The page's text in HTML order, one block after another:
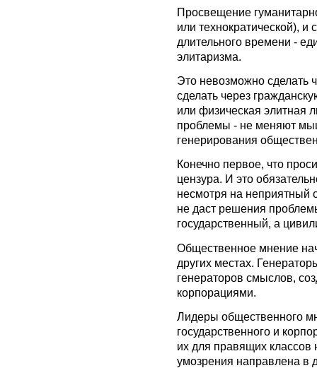
Просвещение
или технократической),
длительного времени -
элитаризма.
Это невозможно сделать
сделать через
или физическая элитная
проблемы - не меняют
генерирования
Конечно первое, что
цензура. И это
несмотря на неприятный
не даст решения
государственный, а
Общественное мнение
других местах.
генераторов смыслов,
корпорациями.
Лидеры общественного
государственного и
их для правящих классов
умозрения направлена ​​в